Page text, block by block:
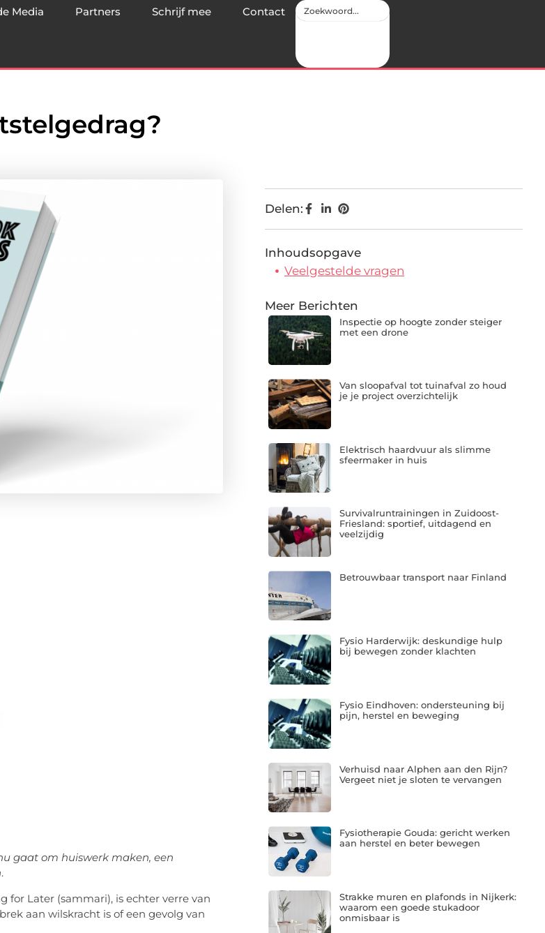
Media Partners Schrijf mee Contact
gaat om huiswerk maken, een
.
for Later (sammari), is echter verre van
aan wilskracht is of een gevolg van
Delen:
Inhoudsopgave
Veelgestelde vragen
Meer Berichten
Inspectie op hoogte zonder steiger
met een drone
Van sloopafval tot tuinafval zo houd
je je project overzichtelijk
Elektrisch haardvuur als slimme
sfeermaker in huis
Survivalruntrainingen in Zuidoost-
Friesland: sportief, uitdagend en
veelzijdig
Betrouwbaar transport naar Finland
Fysio Harderwijk: deskundige hulp
bij bewegen zonder klachten
Fysio Eindhoven: ondersteuning bij
pijn, herstel en beweging
Verhuisd naar Alphen aan den Rijn?
Vergeet niet je sloten te vervangen
Fysiotherapie Gouda: gericht werken
aan herstel en beter bewegen
Strakke muren en plafonds in Nijkerk:
waarom een goede stukadoor
onmisbaar is